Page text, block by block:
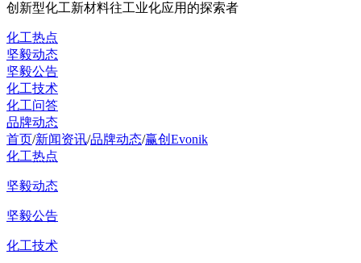
创新型化工新材料往工业化应用的探索者
化工热点
坚毅动态
坚毅公告
化工技术
化工问答
品牌动态
首页/新闻资讯/品牌动态/赢创Evonik
化工热点
坚毅动态
坚毅公告
化工技术